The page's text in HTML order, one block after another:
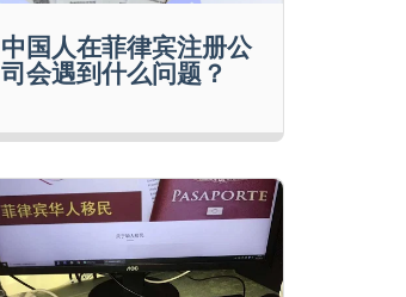
中国人在菲律宾注册公
司会遇到什么问题？